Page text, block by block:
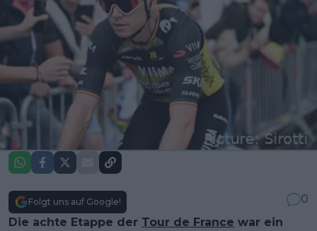
Folgt uns auf Google!
0
Die achte Etappe der Tour de France war ein